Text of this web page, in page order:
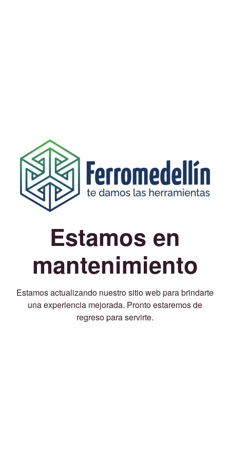
Estamos en
mantenimiento
Estamos actualizando nuestro sitio web para brindarte
una experiencia mejorada. Pronto estaremos de
regreso para servirte.